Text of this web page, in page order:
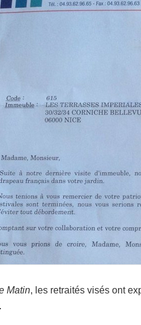
Matin, les retraités visés ont